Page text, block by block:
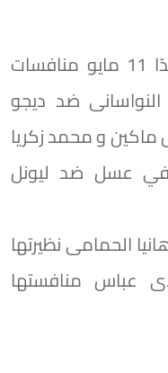
ويخوض اللاعبون المصريون غدًا 11 مايو منافسات
النواسانى ضد ديجو
ماكين و محمد زكريا
عسل ضد ليونل
الحمامى نظيرتها
عباس منافستها